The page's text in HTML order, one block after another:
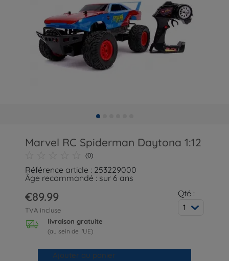
Marvel RC Spiderman Daytona 1:12
(0)
Référence article : 253229000
Âge recommandé : sur 6 ans
€89.99
TVA incluse
livraison gratuite
(au sein de l'UE)
Qté :
1
Ajouter au panier